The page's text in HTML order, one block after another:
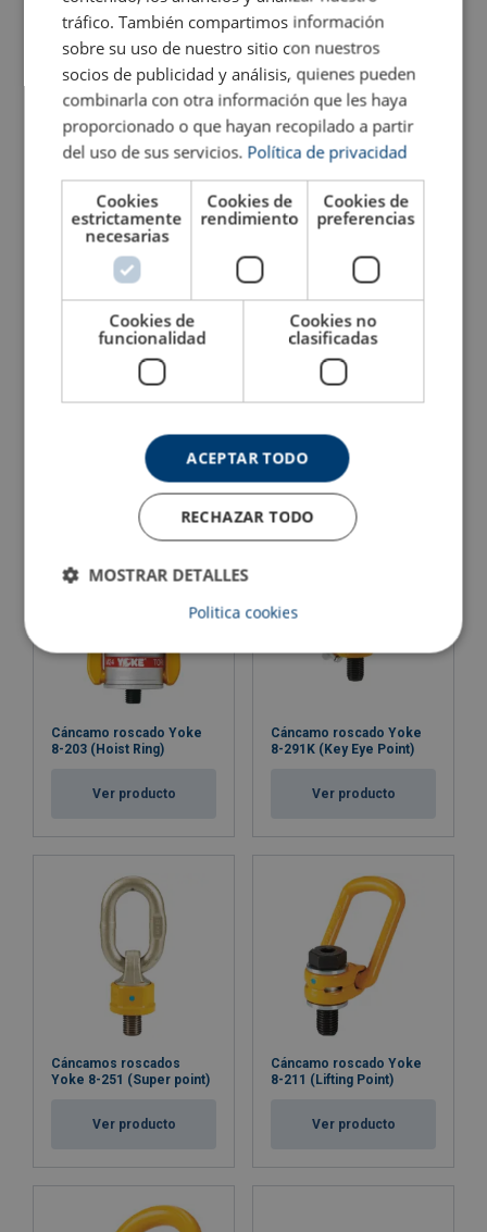
Elevador de imanes
permanentes POWERTEX
Ver producto
resistencia Grado 8
Ver producto
Cáncamo hembra de alta
Ver producto
Cáncamo giratorio Crosby
Ver producto
Cáncamo roscado Yoke
8-203 (Hoist Ring)
Ver producto
Cáncamo roscado Yoke
8-291K (Key Eye Point)
Ver producto
Cáncamos roscados
Yoke 8-251 (Super point)
Ver producto
Cáncamo roscado Yoke
8-211 (Lifting Point)
Ver producto
tráfico. También compartimos información
sobre su uso de nuestro sitio con nuestros
socios de publicidad y análisis, quienes pueden
combinarla con otra información que les haya
proporcionado o que hayan recopilado a partir
del uso de sus servicios. Política de privacidad
Cookies
estrictamente
necesarias
Cookies de
rendimiento
Cookies de
preferencias
Cookies de
funcionalidad
Cookies no
clasificadas
ACEPTAR TODO
RECHAZAR TODO
MOSTRAR DETALLES
Politica cookies